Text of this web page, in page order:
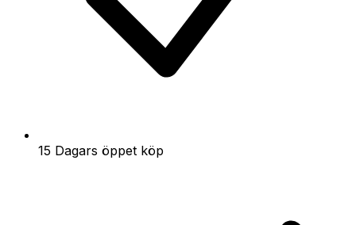
15 Dagars öppet köp